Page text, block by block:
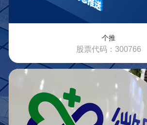
个推
股票代码：300766
了解更多